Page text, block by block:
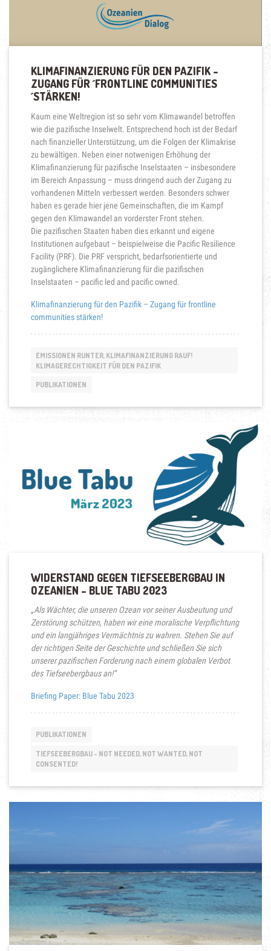
KLIMAFINANZIERUNG FÜR DEN PAZIFIK –
ZUGANG FÜR ´FRONTLINE COMMUNITIES
´STÄRKEN!
Kaum eine Weltregion ist so sehr vom Klimawandel betroffen
wie die pazifische Inselwelt. Entsprechend hoch ist der Bedarf
nach finanzieller Unterstützung, um die Folgen der Klimakrise
zu bewältigen. Neben einer notwenigen Erhöhung der
Klimafinanzierung für pazifische Inselstaaten – insbesondere
im Bereich Anpassung – muss dringend auch der Zugang zu
vorhandenen Mitteln verbessert werden. Besonders schwer
haben es gerade hier jene Gemeinschaften, die im Kampf
gegen den Klimawandel an vorderster Front stehen.
Die pazifischen Staaten haben dies erkannt und eigene
Institutionen aufgebaut – beispielweise die Pacific Resilience
Facility (PRF). Die PRF verspricht, bedarfsorientierte und
zugänglichere Klimafinanzierung für die pazifischen
Inselstaaten – pacific led and pacific owned.
Klimafinanzierung für den Pazifik – Zugang für frontline
communities stärken!
EMISSIONEN RUNTER, KLIMAFINANZIERUNG RAUF!
KLIMAGERECHTIGKEIT FÜR DEN PAZIFIK
PUBLIKATIONEN
WIDERSTAND GEGEN TIEFSEEBERGBAU IN
OZEANIEN – BLUE TABU 2023
„Als Wächter, die unseren Ozean vor seiner Ausbeutung und
Zerstörung schützen, haben wir eine moralische Verpflichtung
und ein langjähriges Vermächtnis zu wahren. Stehen Sie auf
der richtigen Seite der Geschichte und schließen Sie sich
unserer pazifischen Forderung nach einem globalen Verbot
des Tiefseebergbaus an!“
Briefing Paper: Blue Tabu 2023
PUBLIKATIONEN
TIEFSEEBERGBAU - NOT NEEDED, NOT WANTED, NOT
CONSENTED!